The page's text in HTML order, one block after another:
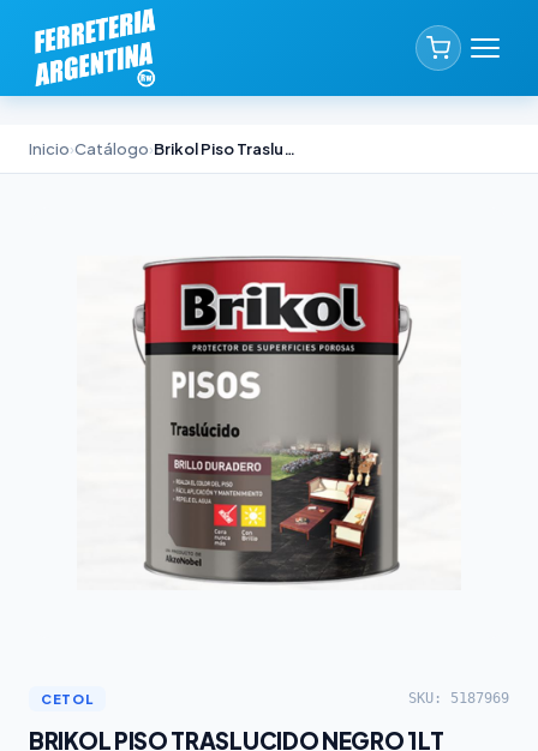
Inicio›Catálogo› Brikol Piso Traslucido Negro 1lt
CETOL SKU: 5187969
BRIKOL PISO TRASLUCIDO NEGRO 1LT